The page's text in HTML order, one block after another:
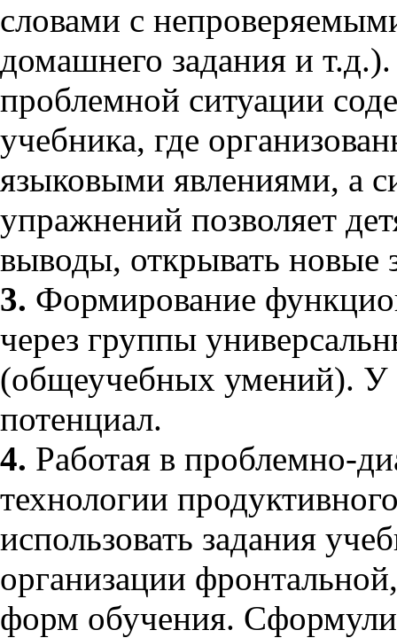
словами с
домашнего задания и
проблемной ситуации
учебника, где
языковыми явлениями, а
упражнений позволяет
выводы, открывать новые
3. Формирование
через группы
(общеучебных умений).
потенциал.
4. Работая в проблемно-
технологии
использовать задания
организации
форм обучения.